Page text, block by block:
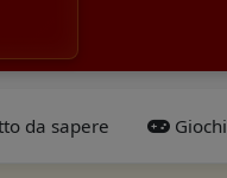
da sapere Giochi